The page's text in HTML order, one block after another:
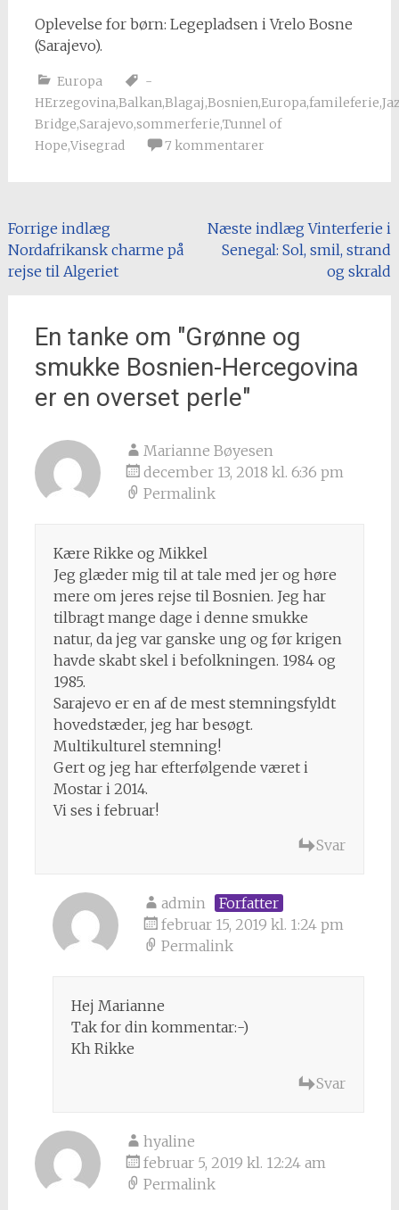
Oplevelse for børn: Legepladsen i Vrelo Bosne
(Sarajevo).
Europa
-
HErzegovina,Balkan,Blagaj,Bosnien,Europa,famileferie,
Bridge,Sarajevo,sommerferie,Tunnel of
Hope,Visegrad 7 kommentarer
Indlæg
navigation
Forrige indlæg
Nordafrikansk charme på
rejse til Algeriet
Næste indlæg Vinterferie i
Senegal: Sol, smil, strand
og skrald
En tanke om "Grønne og
smukke Bosnien-Hercegovina
er en overset perle"
Marianne Bøyesen
december 13, 2018 kl. 6:36 pm
Permalink
Kære Rikke og Mikkel
Jeg glæder mig til at tale med jer og høre
mere om jeres rejse til Bosnien. Jeg har
tilbragt mange dage i denne smukke
natur, da jeg var ganske ung og før krigen
havde skabt skel i befolkningen. 1984 og
1985.
Sarajevo er en af de mest stemningsfyldt
hovedstæder, jeg har besøgt.
Multikulturel stemning!
Gert og jeg har efterfølgende været i
Mostar i 2014.
Vi ses i februar!
Svar
admin
Forfatter
februar 15, 2019 kl. 1:24 pm
Permalink
Hej Marianne
Tak for din kommentar:-)
Kh Rikke
Svar
hyaline
februar 5, 2019 kl. 12:24 am
Permalink